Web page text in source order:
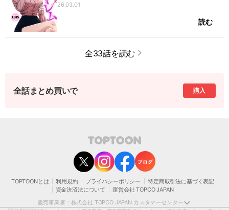
26.03.01
読む
全33話を読む
全話まとめ買いで 購入
TOPTOONとは 利用規約 プライバシーポリシー
特定商取引法に基づく表記
資金決済法について
運営会社 TOPCO JAPAN
販売事業者：株式会社 TOPCO JAPAN カスタマーセンター
contact@toptoon.jp
カスタマーセンター受付時間 10：30～13：00、14：00～18：30（土・日・祝日は
除く）
営業時間外にいただいたお問い合わせは、翌営業日以降にご対応いたしますことをご
了承ください。
モバイルやパソコンの迷惑メール対策等により、弊社からお送りするメールが正しく
届かない場合がございます。
受信できるよう設定をお願い申し上げます。